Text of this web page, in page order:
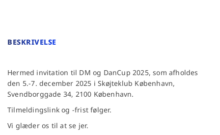
BESKRIVELSE
Hermed invitation til DM og DanCup 2025, som afholdes
den 5.-7. december 2025 i Skøjteklub København,
Svendborggade 34, 2100 København.
Tilmeldingslink og -frist følger.
Vi glæder os til at se jer.